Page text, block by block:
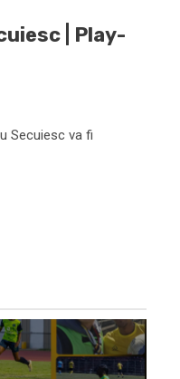
| Play-
Secuiesc va fi